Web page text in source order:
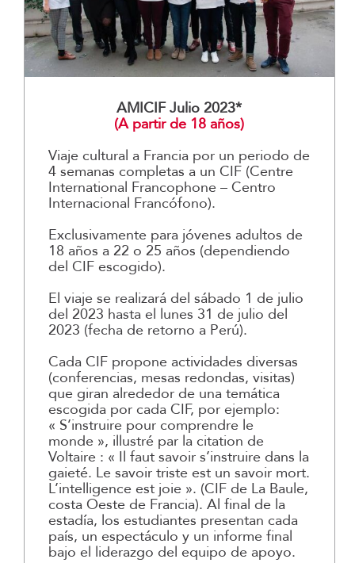
AMICIF Julio 2023*
(A partir de 18 años)
Viaje cultural a Francia por un periodo de
4 semanas completas a un CIF (Centre
International Francophone – Centro
Internacional Francófono).
Exclusivamente para jóvenes adultos de
18 años a 22 o 25 años (dependiendo
del CIF escogido).
El viaje se realizará del sábado 1 de julio
del 2023 hasta el lunes 31 de julio del
2023 (fecha de retorno a Perú).
Cada CIF propone actividades diversas
(conferencias, mesas redondas, visitas)
que giran alrededor de una temática
escogida por cada CIF, por ejemplo:
« S’instruire pour comprendre le
monde », illustré par la citation de
Voltaire : « Il faut savoir s’instruire dans la
gaieté. Le savoir triste est un savoir mort.
L’intelligence est joie ». (CIF de La Baule,
costa Oeste de Francia). Al final de la
estadía, los estudiantes presentan cada
país, un espectáculo y un informe final
bajo el liderazgo del equipo de apoyo.